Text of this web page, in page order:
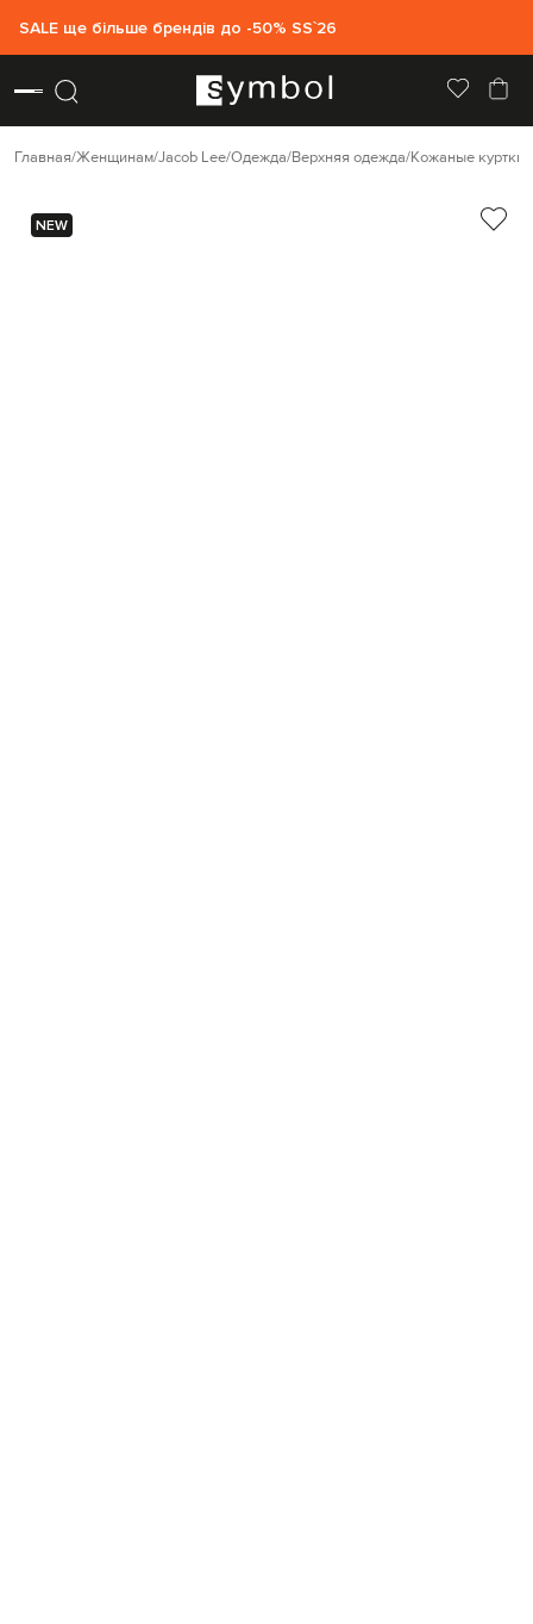
SALE ще більше брендів до -50% SS`26
Главная Женщинам Jacob Lee Одежда Верхняя одежда Кожаные куртки
NEW